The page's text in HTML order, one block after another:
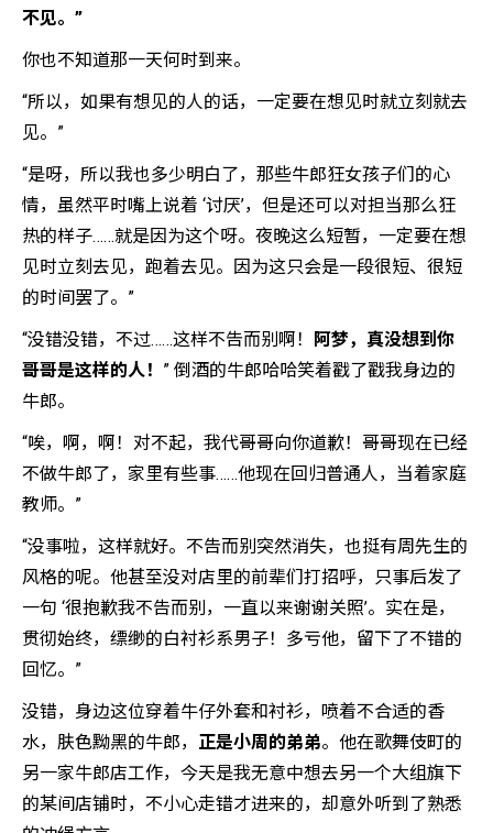
不见。”
你也不知道那一天何时到来。
“所以，如果有想见的人的话，一定要在想见时就立刻就去
见。”
“是呀，所以我也多少明白了，那些牛郎狂女孩子们的心
情，虽然平时嘴上说着 ‘讨厌’，但是还可以对担当那么狂
热的样子……就是因为这个呀。夜晚这么短暂，一定要在想
见时立刻去见，跑着去见。因为这只会是一段很短、很短
的时间罢了。”
“没错没错，不过……这样不告而别啊！
阿梦，真没想到你
哥哥是这样的人！ ” 倒酒的牛郎哈哈笑着戳了戳我身边的
牛郎。
“唉，啊，啊！对不起，我代哥哥向你道歉！哥哥现在已经
不做牛郎了，家里有些事……他现在回归普通人，当着家庭
教师。”
“没事啦，这样就好。不告而别突然消失，也挺有周先生的
风格的呢。他甚至没对店里的前辈们打招呼，只事后发了
一句 ‘很抱歉我不告而别，一直以来谢谢关照’。实在是，
贯彻始终，缥缈的白衬衫系男子！多亏他，留下了不错的
回忆。”
没错，身边这位穿着牛仔外套和衬衫，喷着不合适的香
水，肤色黝黑的牛郎， 正是小周的弟弟。他在歌舞伎町的
另一家牛郎店工作，今天是我无意中想去另一个大组旗下
的某间店铺时，不小心走错才进来的，却意外听到了熟悉